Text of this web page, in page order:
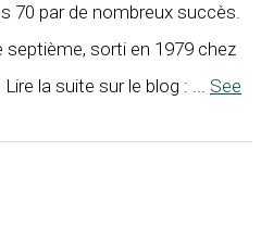
70 par de nombreux succès.
septième, sorti en 1979 chez
la suite sur le blog : ... See